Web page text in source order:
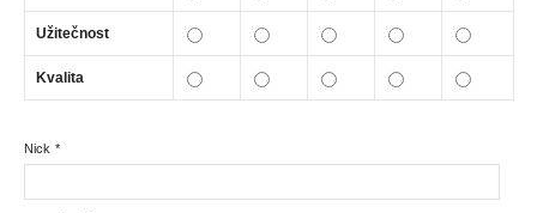
Užitečnost
Kvalita
*
Nick